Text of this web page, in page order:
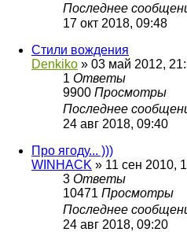
Последнее
17 окт 2018, 09:48
Стили вождения
Denkiko » 03 май 2012,
1 Ответы
9900 Просмотры
Последнее
24 авг 2018, 09:40
Про ягоду... )))
WINHACK » 11 сен 2010,
3 Ответы
10471 Просмотры
Последнее
24 авг 2018, 09:20